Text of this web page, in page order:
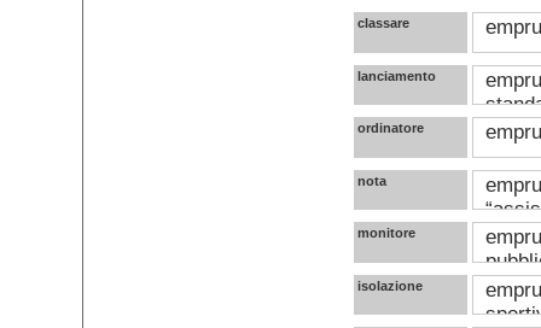
classare
lanciamento
ordinatore
nota
monitore
isolazione